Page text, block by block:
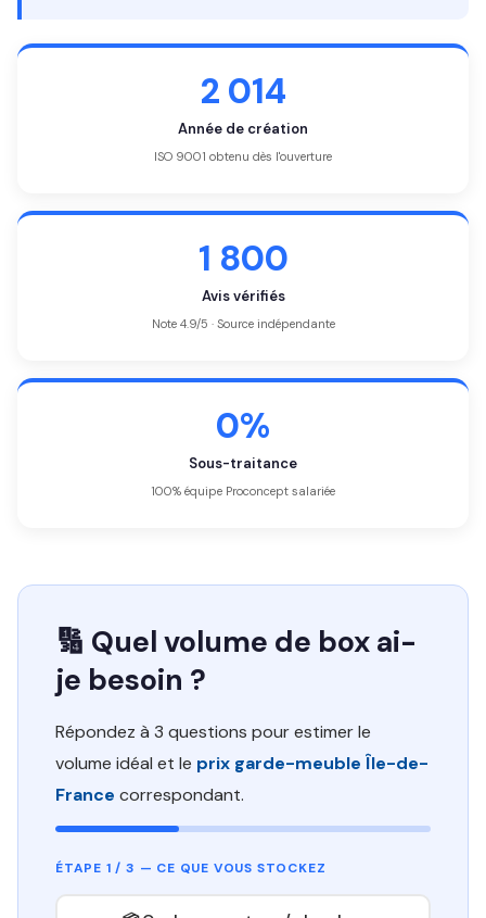
2 014
Année de création
ISO 9001 obtenu dès l'ouverture
1 800
Avis vérifiés
Note 4.9/5 · Source indépendante
0%
Sous-traitance
100% équipe Proconcept salariée
🔢 Quel volume de box ai-
je besoin ?
Répondez à 3 questions pour estimer le
volume idéal et le prix garde-meuble Île-de-
France correspondant.
ÉTAPE 1 / 3 — CE QUE VOUS STOCKEZ